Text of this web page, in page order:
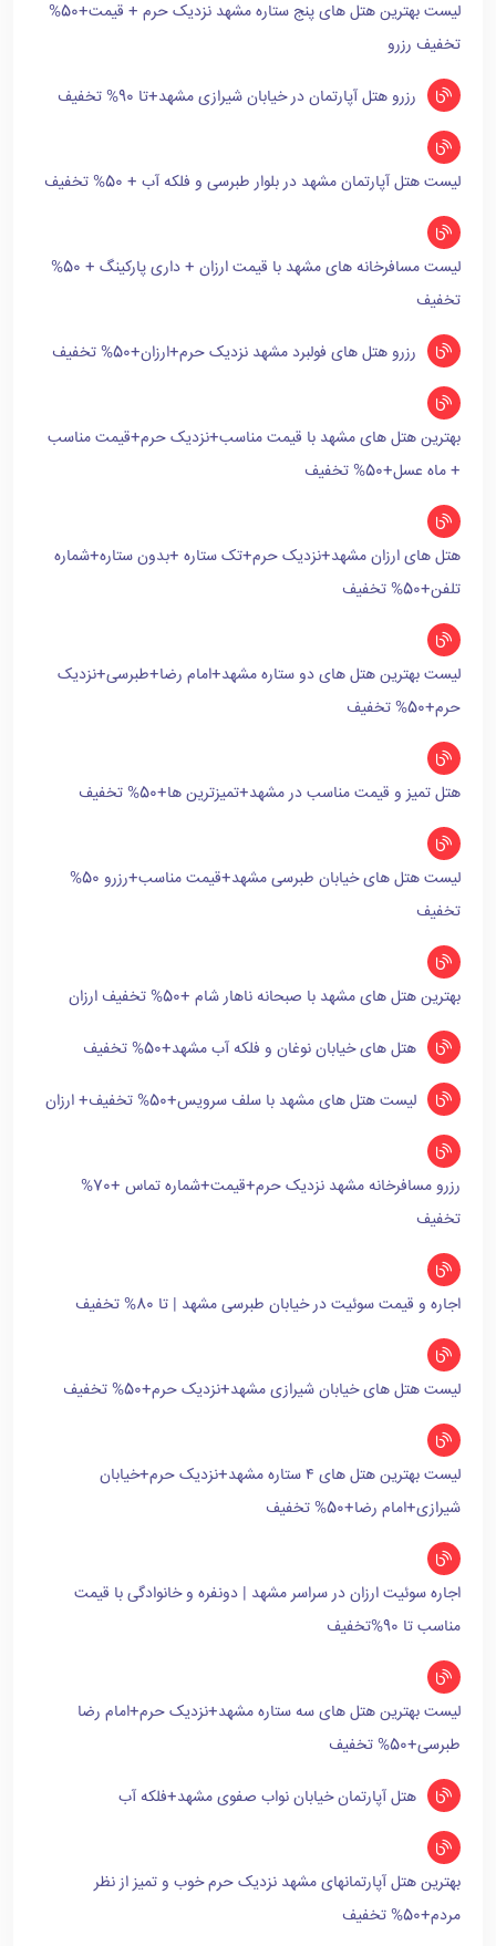
لیست بهترین هتل های پنج ستاره مشهد نزدیک حرم + قیمت+50%
تخفیف رزرو
رزرو هتل آپارتمان در خیابان شیرازی مشهد+تا 90% تخفیف
لیست هتل آپارتمان مشهد در بلوار طبرسی و فلکه آب + 50% تخفیف
لیست مسافرخانه های مشهد با قیمت ارزان + داری پارکینگ + 50%
تخفیف
رزرو هتل های فولبرد مشهد نزدیک حرم+ارزان+50% تخفیف
بهترین هتل های مشهد با قیمت مناسب+نزدیک حرم+قیمت مناسب
+ ماه عسل+50% تخفیف
هتل های ارزان مشهد+نزدیک حرم+تک ستاره +بدون ستاره+شماره
تلفن+50% تخفیف
لیست بهترین هتل های دو ستاره مشهد+امام رضا+طبرسی+نزدیک
حرم+50% تخفیف
هتل تمیز و قیمت مناسب در مشهد+تمیزترین ها+50% تخفیف
لیست هتل های خیابان طبرسی مشهد+قیمت مناسب+رزرو 50%
تخفیف
بهترین هتل های مشهد با صبحانه ناهار شام +50% تخفیف ارزان
هتل های خیابان نوغان و فلکه آب مشهد+50% تخفیف
لیست هتل های مشهد با سلف سرویس+50% تخفیف+ ارزان
رزرو مسافرخانه مشهد نزدیک حرم+قیمت+شماره تماس +70%
تخفیف
اجاره و قیمت سوئیت در خیابان طبرسی مشهد | تا 80% تخفیف
لیست هتل های خیابان شیرازی مشهد+نزدیک حرم+50% تخفیف
لیست بهترین هتل های ۴ ستاره مشهد+نزدیک حرم+خیابان
شیرازی+امام رضا+50% تخفیف
اجاره سوئیت ارزان در سراسر مشهد | دونفره و خانوادگی با قیمت
مناسب تا 90%تخفیف
لیست بهترین هتل های سه ستاره مشهد+نزدیک حرم+امام رضا
طبرسی+50% تخفیف
هتل آپارتمان خیابان نواب صفوی مشهد+فلکه آب
بهترین هتل آپارتمانهای مشهد نزدیک حرم خوب و تمیز از نظر
مردم+50% تخفیف